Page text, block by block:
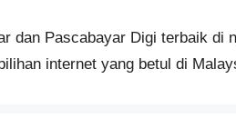
dan Pascabayar Digi terbaik di
internet yang betul di